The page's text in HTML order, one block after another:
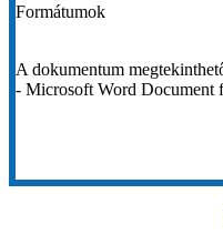
Formátumok
A dokumentum
- Microsoft Word Document